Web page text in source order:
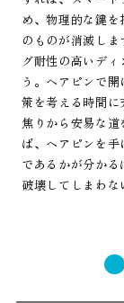
め、物理的な鍵
のものが消滅し
グ耐性の高いデ
う。ヘアピンで
策を考える時間
焦りから安易な
ば、ヘアピンを
であるかが分か
破壊してしまわな